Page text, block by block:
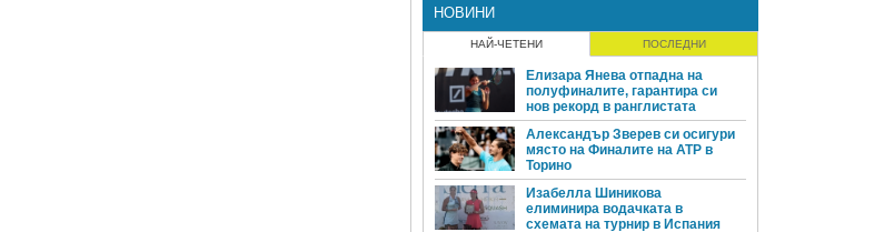
НОВИНИ
НАЙ-ЧЕТЕНИ ПОСЛЕДНИ
Елизара Янева отпадна на
полуфиналите, гарантира си
нов рекорд в ранглистата
Александър Зверев си осигури
място на Финалите на ATP в
Торино
Изабелла Шиникова
елиминира водачката в
схемата на турнир в Испания